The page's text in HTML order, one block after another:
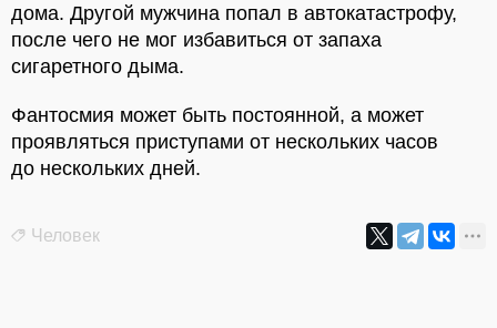
дома. Другой мужчина попал в автокатастрофу,
после чего не мог избавиться от запаха
сигаретного дыма.
Фантосмия может быть постоянной, а может
проявляться приступами от нескольких часов
до нескольких дней.
Человек